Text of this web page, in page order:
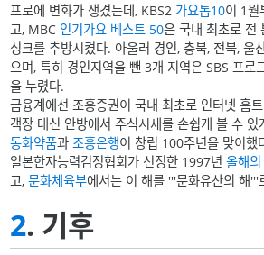
프로에 변화가 생겼는데, KBS2 가요톱10이 1월
고, MBC 인기가요 베스트 50은 국내 최초로 전
싱크를 추방시켰다. 아울러 경인, 충북, 전북, 울
으며, 특히 경인지역을 뺀 3개 지역은 SBS 프로
을 누렸다.
금융계에선 조흥증권이 국내 최초로 인터넷 홈
객장 대신 안방에서 주식시세를 손쉽게 볼 수 있
동화약품과조흥은행이 창립 100주년을 맞이했
일본한자능력검정협회가 선정한 1997년올해
고,문화체육부에서는 이 해를 '''문화유산의 해'''
2. 기후